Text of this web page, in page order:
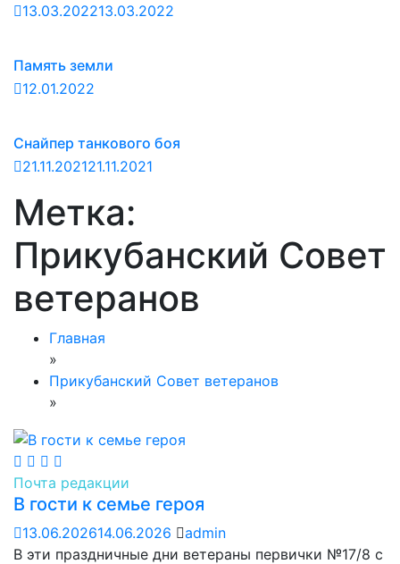
13.03.202213.03.2022
Память земли
12.01.2022
Снайпер танкового боя
21.11.202121.11.2021
Метка:
Прикубанский Совет
ветеранов
Главная
»
Прикубанский Совет ветеранов
»
Почта редакции
В гости к семье героя
13.06.202614.06.2026
admin
В эти праздничные дни ветераны первички №17/8 с